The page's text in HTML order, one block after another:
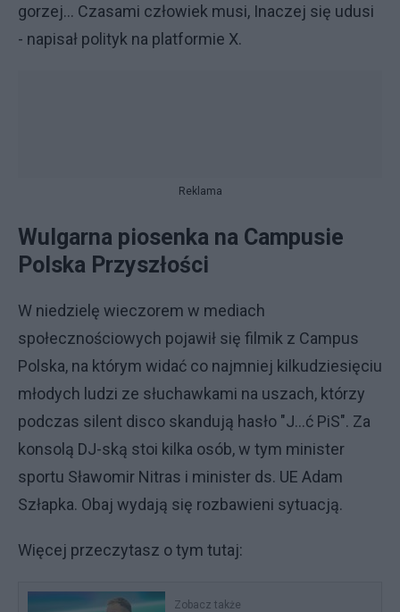
gorzej… Czasami człowiek musi, Inaczej się udusi
- napisał polityk na platformie X.
Reklama
Wulgarna piosenka na Campusie
Polska Przyszłości
W niedzielę wieczorem w mediach
społecznościowych pojawił się filmik z Campus
Polska, na którym widać co najmniej kilkudziesięciu
młodych ludzi ze słuchawkami na uszach, którzy
podczas silent disco skandują hasło "J...ć PiS". Za
konsolą DJ-ską stoi kilka osób, w tym minister
sportu Sławomir Nitras i minister ds. UE Adam
Szłapka. Obaj wydają się rozbawieni sytuacją.
Więcej przeczytasz o tym tutaj:
Zobacz także